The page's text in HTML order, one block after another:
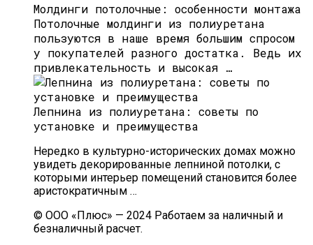
Молдинги потолочные: особенности монтажа
Потолочные молдинги из полиуретана
пользуются в наше время большим спросом
у покупателей разного достатка. Ведь их
привлекательность и высокая …
Лепнина из полиуретана: советы по
установке и преимущества
Нередко в культурно-исторических домах можно
увидеть декорированные лепниной потолки, с
которыми интерьер помещений становится более
аристократичным …
© ООО «Плюс» — 2024 Работаем за наличный и
безналичный расчет.